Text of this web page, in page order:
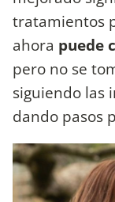
tratamientos
ahora puede
pero no se
siguiendo las
dando pasos